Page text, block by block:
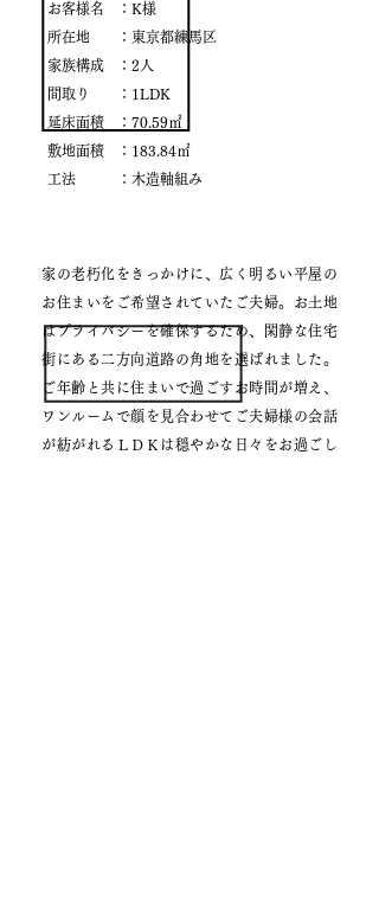
お客様名
所在地
​家族構成
間取り
延床面積
敷地面積
​工法
：K様
：東京都練馬区
：2人
：1LDK
：70.59㎡
：183.84㎡
：木造軸組み
家の老朽化をきっかけに、広く明るい平屋の
お住まいをご希望されていたご夫婦。お土地
はプライバシーを確保するため、閑静な住宅
街にある二方向道路の角地を選ばれました。
ご年齢と共に住まいで過ごすお時間が増え、
ワンルームで顔を見合わせてご夫婦様の会話
が紡がれるＬＤＫは穏やかな日々をお過ごし